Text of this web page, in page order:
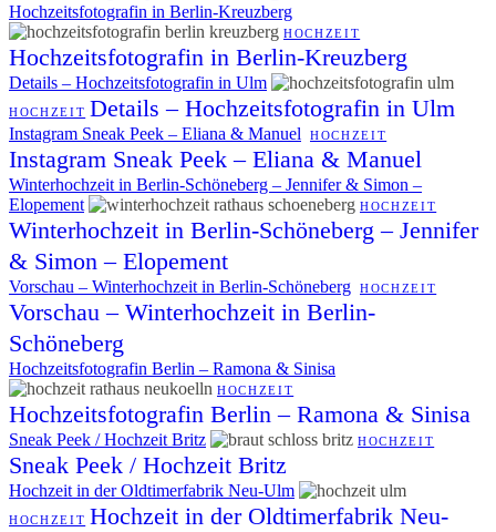
Hochzeitsfotografin in Berlin-Kreuzberg
HOCHZEIT
Hochzeitsfotografin in Berlin-Kreuzberg
Details – Hochzeitsfotografin in Ulm
HOCHZEIT Details – Hochzeitsfotografin in Ulm
Instagram Sneak Peek – Eliana & Manuel HOCHZEIT
Instagram Sneak Peek – Eliana & Manuel
Winterhochzeit in Berlin-Schöneberg – Jennifer & Simon –
Elopement
HOCHZEIT
Winterhochzeit in Berlin-Schöneberg – Jennifer
& Simon – Elopement
Vorschau – Winterhochzeit in Berlin-Schöneberg HOCHZEIT
Vorschau – Winterhochzeit in Berlin-
Schöneberg
Hochzeitsfotografin Berlin – Ramona & Sinisa
HOCHZEIT
Hochzeitsfotografin Berlin – Ramona & Sinisa
Sneak Peek / Hochzeit Britz HOCHZEIT
Sneak Peek / Hochzeit Britz
Hochzeit in der Oldtimerfabrik Neu-Ulm
HOCHZEIT Hochzeit in der Oldtimerfabrik Neu-